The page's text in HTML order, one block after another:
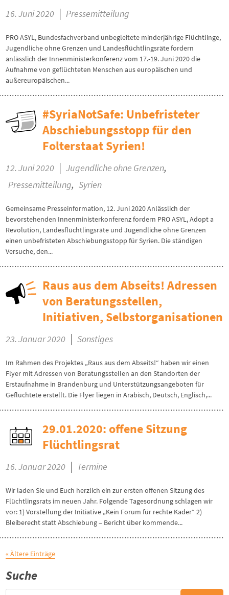
16. Juni 2020 | Pressemitteilung
PRO ASYL, Bundesfachverband unbegleitete minderjährige Flüchtlinge,
Jugendliche ohne Grenzen und Landesflüchtlingsräte fordern
anlässlich der Innenministerkonferenz vom 17.-19. Juni 2020 die
Aufnahme von geflüchteten Menschen aus europäischen und
außereuropäischen...
#SyriaNotSafe: Unbefristeter
Abschiebungsstopp für den
Folterstaat Syrien!
12. Juni 2020 | Jugendliche ohne Grenzen,
Pressemitteilung, Syrien
Gemeinsame Presseinformation, 12. Juni 2020 Anlässlich der
bevorstehenden Innenministerkonferenz fordern PRO ASYL, Adopt a
Revolution, Landesflüchtlingsräte und Jugendliche ohne Grenzen
einen unbefristeten Abschiebungsstopp für Syrien. Die ständigen
Versuche, den...
Raus aus dem Abseits! Adressen
von Beratungsstellen,
Initiativen, Selbstorganisationen
23. Januar 2020 | Sonstiges
Im Rahmen des Projektes „Raus aus dem Abseits!“ haben wir einen
Flyer mit Adressen von Beratungsstellen an den Standorten der
Erstaufnahme in Brandenburg und Unterstützungsangeboten für
Geflüchtete erstellt. Die Flyer liegen in Arabisch, Deutsch, Englisch,...
29.01.2020: offene Sitzung
Flüchtlingsrat
16. Januar 2020 | Termine
Wir laden Sie und Euch herzlich ein zur ersten offenen Sitzung des
Flüchtlingsrats im neuen Jahr. Folgende Tagesordnung schlagen wir
vor: 1) Vorstellung der Initiative „Kein Forum für rechte Kader“ 2)
Bleiberecht statt Abschiebung – Bericht über kommende...
« Ältere Einträge
Suche